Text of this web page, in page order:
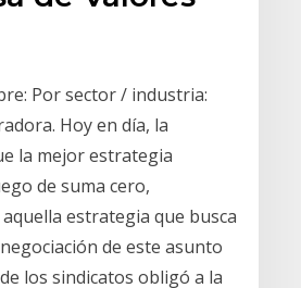
Por sector / industria:
Hoy en día, la
la mejor estrategia
de suma cero,
estrategia que busca
de este asunto
los sindicatos obligó a la